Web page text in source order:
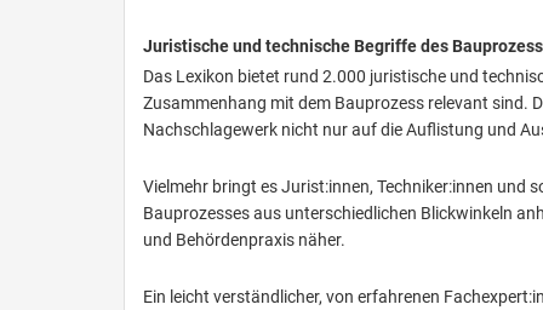
Juristische und technische Begriffe des
Das Lexikon bietet rund 2.000 juristische und
Zusammenhang mit dem Bauprozess relevant sind.
Nachschlagewerk nicht nur auf die Auflistung und
Vielmehr bringt es Jurist:innen, Techniker:innen und
Bauprozesses aus unterschiedlichen Blickwinkeln
und Behördenpraxis näher.
Ein leicht verständlicher, von erfahrenen